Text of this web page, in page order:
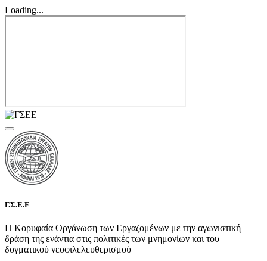
Loading...
Γ.Σ.Ε.Ε
Η Κορυφαία Οργάνωση των Εργαζομένων με την αγωνιστική
δράση της ενάντια στις πολιτικές των μνημονίων και του
δογματικού νεοφιλελευθερισμού